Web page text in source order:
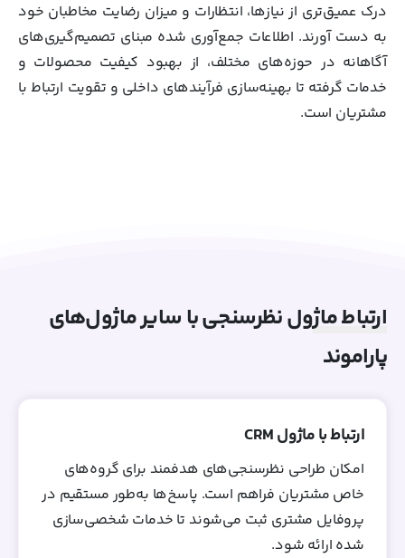
درک عمیق‌تری از نیازها، انتظارات و میزان رضایت مخاطبان خود
به دست آورند. اطلاعات جمع‌آوری شده مبنای تصمیم‌گیری‌های
آگاهانه در حوزه‌های مختلف، از بهبود کیفیت محصولات و
خدمات گرفته تا بهینه‌سازی فرآیندهای داخلی و تقویت ارتباط با
مشتریان است.
ارتباط ماژول نظرسنجی با سایر ماژول‌های
پاراموند
ارتباط با ماژول CRM
امکان طراحی نظرسنجی‌های هدفمند برای گروه‌های
خاص مشتریان فراهم است. پاسخ‌ها به‌طور مستقیم در
پروفایل مشتری ثبت می‌شوند تا خدمات شخصی‌سازی
شده ارائه شود.